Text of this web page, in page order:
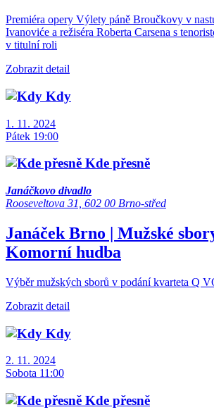
Premiéra opery Výlety páně Broučkovy v
Ivanoviće a režiséra Roberta Carsena s
v titulní roli
Zobrazit detail
Kdy
1. 11. 2024
Pátek 19:00
Kde přesně
Janáčkovo divadlo
Rooseveltova 31, 602 00 Brno-střed
Janáček Brno | Mužské
Komorní hudba
Výběr mužských sborů v podání kvarteta Q
Zobrazit detail
Kdy
2. 11. 2024
Sobota 11:00
Kde přesně